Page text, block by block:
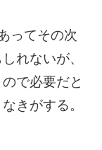
ってその次
れないが、
で必要だと
きがする。